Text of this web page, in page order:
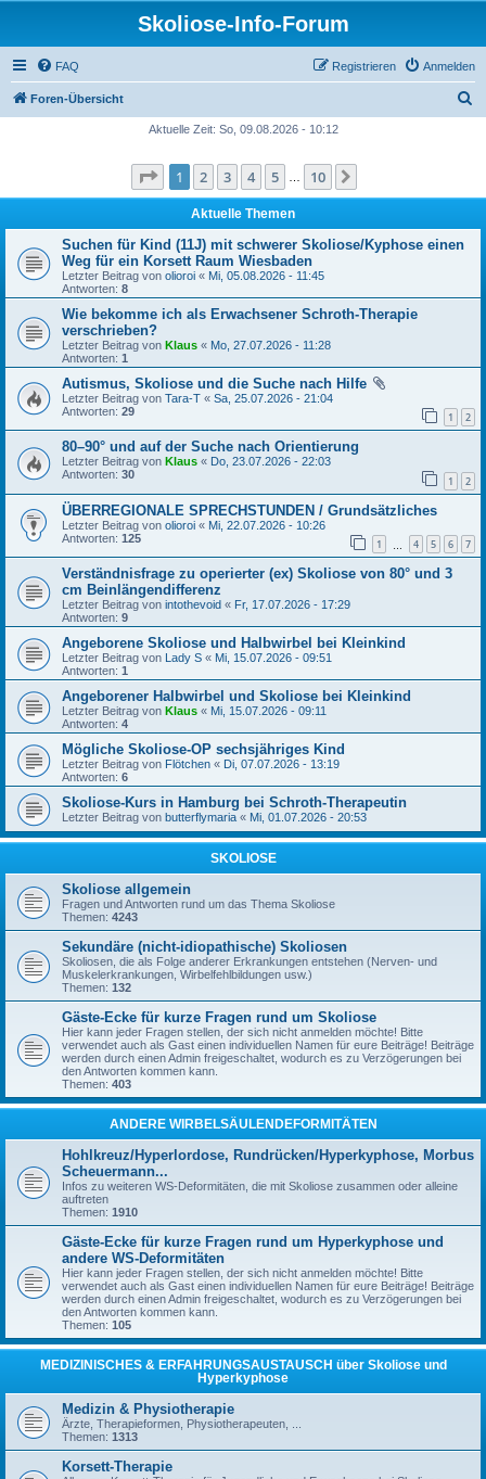
Skoliose-Info-Forum
FAQ Anmelden
Registrieren
Foren-Übersicht
e
Aktuelle Zeit: So, 09.08.2026 - 10:12
Seite 1von 10
1 2 3 4 5 10
Aktuelle Themen
Suchen für Kind (11J) mit schwerer Skoliose/Kyphose einen
Weg für ein Korsett Raum Wiesbaden
Letzter Beitrag von olioroi « Mi, 05.08.2026 - 11:45
Antworten: 8
Wie bekomme ich als Erwachsener Schroth-Therapie
verschrieben?
Letzter Beitrag von Klaus « Mo, 27.07.2026 - 11:28
Antworten: 1
Autismus, Skoliose und die Suche nach Hilfe
Letzter Beitrag von Tara-T « Sa, 25.07.2026 - 21:04
Antworten: 29 1 2
80–90° und auf der Suche nach Orientierung
Letzter Beitrag von Klaus « Do, 23.07.2026 - 22:03
Antworten: 30 1 2
ÜBERREGIONALE SPRECHSTUNDEN / Grundsätzliches
Letzter Beitrag von olioroi « Mi, 22.07.2026 - 10:26
Antworten: 125 1 4 5 6 7
Verständnisfrage zu operierter (ex) Skoliose von 80° und 3
cm Beinlängendifferenz
Letzter Beitrag von intothevoid « Fr, 17.07.2026 - 17:29
Antworten: 9
Angeborene Skoliose und Halbwirbel bei Kleinkind
Letzter Beitrag von Lady S « Mi, 15.07.2026 - 09:51
Antworten: 1
Angeborener Halbwirbel und Skoliose bei Kleinkind
Letzter Beitrag von Klaus « Mi, 15.07.2026 - 09:11
Antworten: 4
Mögliche Skoliose-OP sechsjähriges Kind
Letzter Beitrag von Flötchen « Di, 07.07.2026 - 13:19
Antworten: 6
Skoliose-Kurs in Hamburg bei Schroth-Therapeutin
Letzter Beitrag von butterflymaria « Mi, 01.07.2026 - 20:53
SKOLIOSE
Skoliose allgemein
Fragen und Antworten rund um das Thema Skoliose
Themen: 4243
Sekundäre (nicht-idiopathische) Skoliosen
Skoliosen, die als Folge anderer Erkrankungen entstehen (Nerven- und
Muskelerkrankungen, Wirbelfehlbildungen usw.)
Themen: 132
Gäste-Ecke für kurze Fragen rund um Skoliose
Hier kann jeder Fragen stellen, der sich nicht anmelden möchte! Bitte
verwendet auch als Gast einen individuellen Namen für eure Beiträge! Beiträge
werden durch einen Admin freigeschaltet, wodurch es zu Verzögerungen bei
den Antworten kommen kann.
Themen: 403
ANDERE WIRBELSÄULENDEFORMITÄTEN
Hohlkreuz/Hyperlordose, Rundrücken/Hyperkyphose, Morbus
Scheuermann...
Infos zu weiteren WS-Deformitäten, die mit Skoliose zusammen oder alleine
auftreten
Themen: 1910
Gäste-Ecke für kurze Fragen rund um Hyperkyphose und
andere WS-Deformitäten
Hier kann jeder Fragen stellen, der sich nicht anmelden möchte! Bitte
verwendet auch als Gast einen individuellen Namen für eure Beiträge! Beiträge
werden durch einen Admin freigeschaltet, wodurch es zu Verzögerungen bei
den Antworten kommen kann.
Themen: 105
MEDIZINISCHES & ERFAHRUNGSAUSTAUSCH über Skoliose und
Hyperkyphose
Medizin & Physiotherapie
Ärzte, Therapieformen, Physiotherapeuten, ...
Themen: 1313
Korsett-Therapie